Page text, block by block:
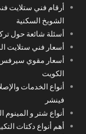
أرقام فني ستلايت
الشويخ السكنية
أسئلة شائعة حول
أسعار فني ستلايت
أسعار مقوي سيرفس
الكويت
أنواع الخدمات
فينشر
أنواع شتر و
أهم أنواع دكتات